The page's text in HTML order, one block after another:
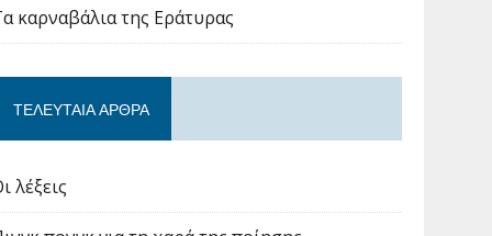
καρναβάλια της Εράτυρας
ΤΕΛΕΥΤΑΊΑ ΆΡΘΡΑ
λέξεις